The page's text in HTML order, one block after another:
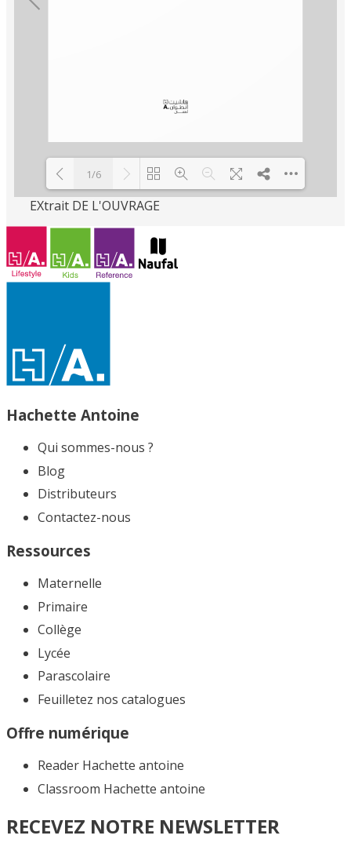
1/6
EXtrait DE L'OUVRAGE
Hachette Antoine
Qui sommes-nous ?
Blog
Distributeurs
Contactez-nous
Ressources
Maternelle
Primaire
Collège
Lycée
Parascolaire
Feuilletez nos catalogues​
Offre numérique
Reader Hachette antoine
Classroom Hachette antoine
RECEVEZ NOTRE NEWSLETTER